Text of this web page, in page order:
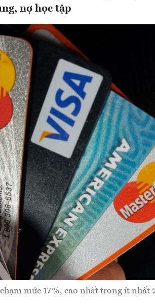
nợ học tập
mức 17%, cao nhất trong ít nhất